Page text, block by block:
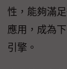
性，能夠滿
應用，成為
引擎。